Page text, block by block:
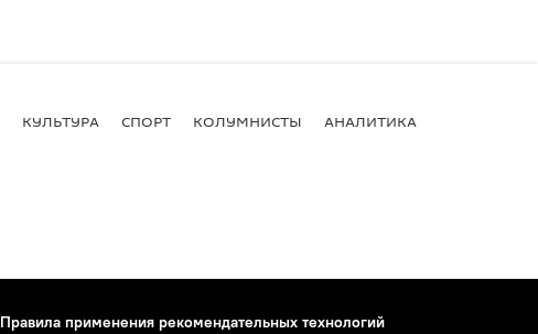
КУЛЬТУРА СПОРТ КОЛУМНИСТЫ АНАЛИТИКА
Правила применения рекомендательных технологий